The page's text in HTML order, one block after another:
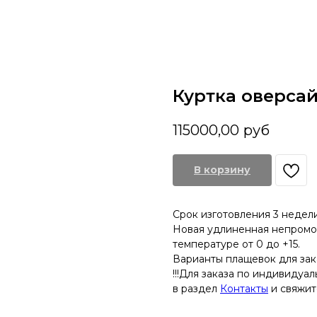
Куртка
115000,00 руб
В корзину
Срок изготовления 3
Новая удлиненная
температуре от 0 до +15.
Варианты плащевок для
!!!Для заказа по
в раздел Контакты и